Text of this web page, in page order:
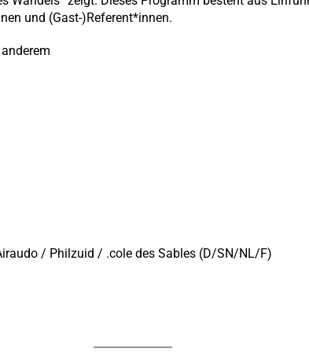
und (Gast-)Referent*innen.
/ Philzuid / .cole des Sables (D/SN/NL/F)